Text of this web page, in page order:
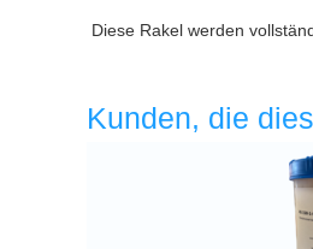
Diese Rakel werden
Kunden, die